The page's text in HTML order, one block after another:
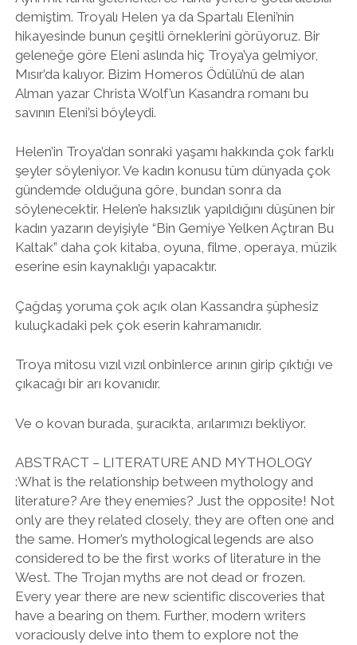
demiştim. Troyalı Helen ya da Spartalı Eleni’nin
hikayesinde bunun çeşitli örneklerini görüyoruz. Bir
geleneğe göre Eleni aslında hiç Troya’ya gelmiyor,
Mısır’da kalıyor. Bizim Homeros Ödülü’nü de alan
Alman yazar Christa Wolf’un Kasandra romanı bu
savının Eleni’si böyleydi.
Helen’in Troya’dan sonraki yaşamı hakkında çok farklı
şeyler söyleniyor. Ve kadın konusu tüm dünyada çok
gündemde olduğuna göre, bundan sonra da
söylenecektir. Helen’e haksızlık yapıldığını düşünen bir
kadın yazarın deyişiyle “Bin Gemiye Yelken Açtıran Bu
Kaltak” daha çok kitaba, oyuna, filme, operaya, müzik
eserine esin kaynaklığı yapacaktır.
Çağdaş yoruma çok açık olan Kassandra şüphesiz
kuluçkadaki pek çok eserin kahramanıdır.
Troya mitosu vızıl vızıl onbinlerce arının girip çıktığı ve
çıkacağı bir arı kovanıdır.
Ve o kovan burada, şuracıkta, arılarımızı bekliyor.
ABSTRACT – LITERATURE AND MYTHOLOGY
:What is the relationship between mythology and
literature? Are they enemies? Just the opposite! Not
only are they related closely, they are often one and
the same. Homer’s mythological legends are also
considered to be the first works of literature in the
West. The Trojan myths are not dead or frozen.
Every year there are new scientific discoveries that
have a bearing on them. Further, modern writers
voraciously delve into them to explore not the